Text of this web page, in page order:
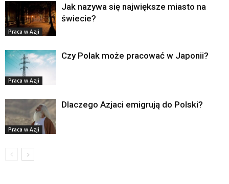
Praca w Azji
Jak nazywa się największe miasto na
świecie?
Praca w Azji
Czy Polak może pracować w Japonii?
Praca w Azji
Dlaczego Azjaci emigrują do Polski?